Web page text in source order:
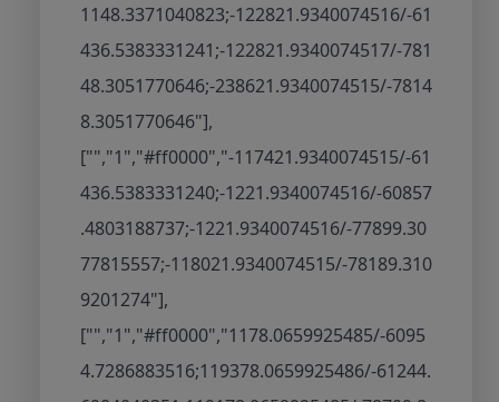
1148.3371040823;-122821.9340074516/-61
436.5383331241;-122821.9340074517/-781
48.3051770646;-238621.9340074515/-7814
8.3051770646"],
["","1","#ff0000","-117421.9340074515/-61
436.5383331240;-1221.9340074516/-60857
.4803188737;-1221.9340074516/-77899.30
77815557;-118021.9340074515/-78189.310
9201274"],
["","1","#ff0000","1178.0659925485/-6095
4.7286883516;119378.0659925486/-61244.